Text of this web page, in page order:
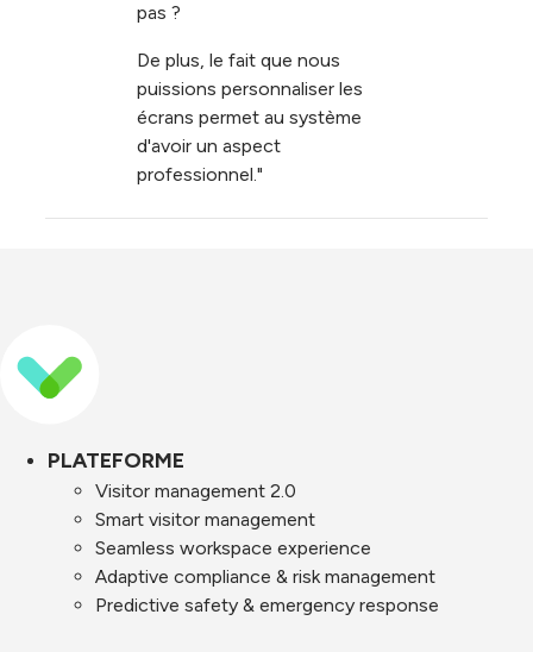
pas ?
De plus, le fait que nous
puissions personnaliser les
écrans permet au système
d'avoir un aspect
professionnel."
PLATEFORME
Visitor management 2.0
Smart visitor management
Seamless workspace experience
Adaptive compliance & risk management
Predictive safety & emergency response